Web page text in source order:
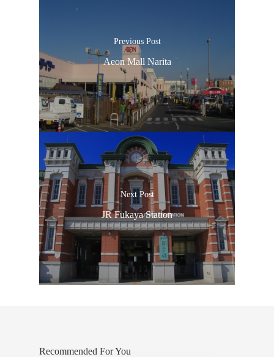
Previous Post
Aeon Mall Narita
Next Post
JR Fukaya Station
Recommended For You